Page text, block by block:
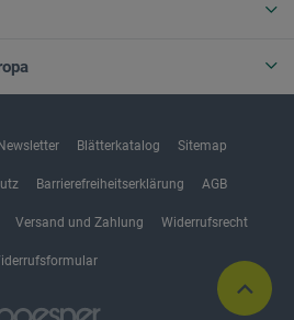
Newsletter Blätterkatalog Sitemap
Barrierefreiheitserklärung AGB
Versand und Zahlung Widerrufsrecht